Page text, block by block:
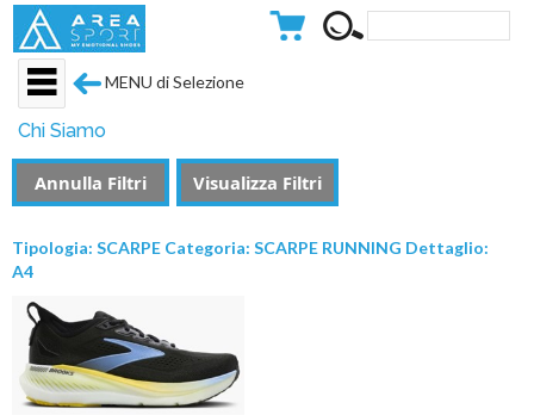
MENU di Selezione
Chi Siamo
Annulla Filtri Visualizza Filtri
Tipologia: SCARPE Categoria: SCARPE RUNNING Dettaglio:
A4